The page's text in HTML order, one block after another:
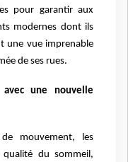
pour garantir aux
modernes dont ils
une vue imprenable
de ses rues.
une nouvelle
mouvement, les
qualité du sommeil,